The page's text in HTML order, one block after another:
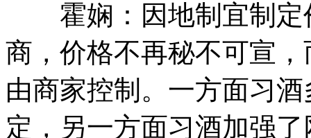
霍娴：因地制宜制定
商，价格不再秘不可宣
由商家控制。一方面习
定，另一方面习酒加强